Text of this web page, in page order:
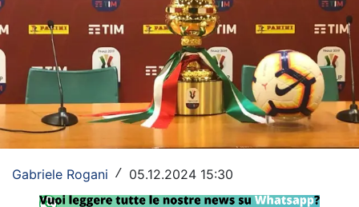
Serie A
Champions League
Europa League
Altri Sport
Formula 1
Gabriele Rogani / 05.12.2024 15:30